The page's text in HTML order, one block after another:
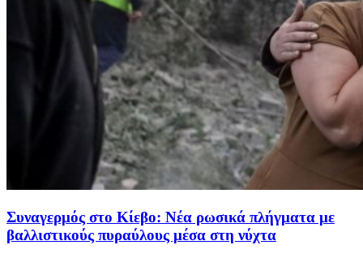
Συναγερμός στο Κίεβο: Νέα ρωσικά πλήγματα με
βαλλιστικούς πυραύλους μέσα στη νύχτα